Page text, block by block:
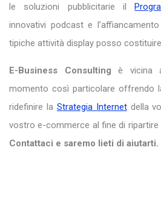
le soluzioni pubblicitarie il
innovativi podcast e
tipiche attività display posso
E-Business Consulting è vicina
momento così particolare offrendo
ridefinire la Strategia Internetdella
vostro e-commerce al fine di
Contattaci e saremo lieti di aiutarti.